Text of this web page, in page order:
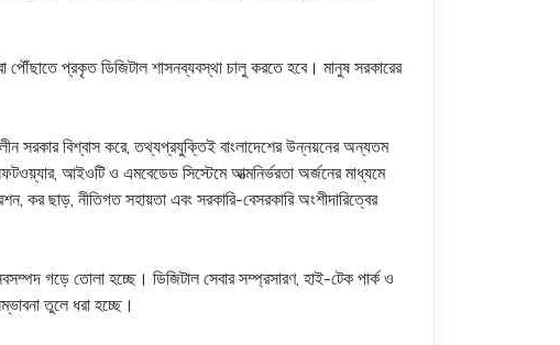
প্রকৃত ডিজিটাল শাসনব্যবস্থা চালু করতে হবে। মানুষ সরকারের
সরকার বিশ্বাস করে, তথ্যপ্রযুক্তিই বাংলাদেশের উন্নয়নের অন্যতম
আইওটি ও এমবেডেড সিস্টেমে আত্মনির্ভরতা অর্জনের মাধ্যমে
কর ছাড়, নীতিগত সহায়তা এবং সরকারি-বেসরকারি অংশীদারিত্বের
গড়ে তোলা হচ্ছে। ডিজিটাল সেবার সম্প্রসারণ, হাই-টেক পার্ক ও
তুলে ধরা হচ্ছে।